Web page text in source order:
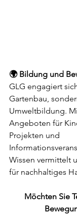
🌍 Bildung und
GLG engagiert
Gartenbau,
Umweltbildung.
Angeboten für
Projekten und
Wissen vermittelt
für nachhaltiges
Möchten Sie